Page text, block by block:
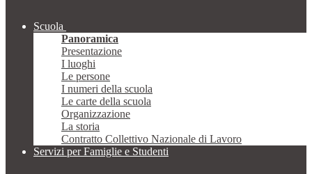
Scuola
Panoramica
Presentazione
I luoghi
Le persone
I numeri della scuola
Le carte della scuola
Organizzazione
La storia
Contratto Collettivo Nazionale di Lavoro
Servizi per Famiglie e Studenti